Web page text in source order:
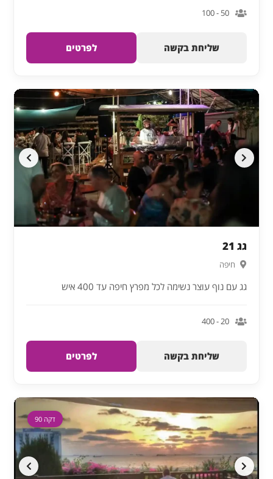
50 - 100
שליחת בקשה לפרטים
גג 21
חיפה
גג עם נוף עוצר נשימה לכל מפרץ חיפה עד 400 איש
20 - 400
שליחת בקשה לפרטים
דקה 90